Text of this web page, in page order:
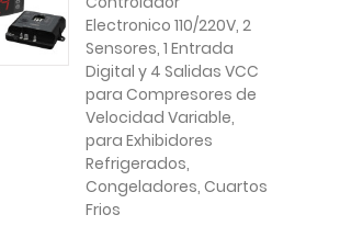
Electronico 110/220V, 2
Sensores, 1 Entrada
Digital y 4 Salidas VCC
para Compresores de
Velocidad Variable,
para Exhibidores
Refrigerados,
Congeladores, Cuartos
Frios